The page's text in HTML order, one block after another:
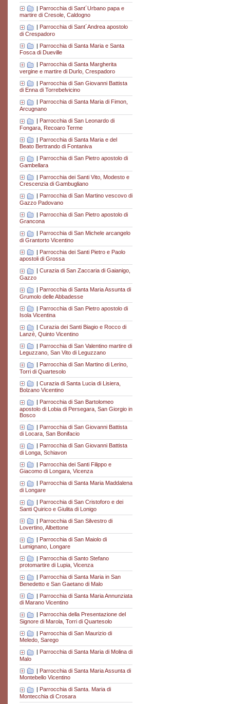
| Parrocchia di Sant´Urbano papa e
martire di Cresole, Caldogno
Parrocchia di Sant´Andrea apostolo
di Crespadoro
| Parrocchia di Santa Maria e Santa
Fosca di Dueville
Parrocchia di Santa Margherita
vergine e martire di Durlo, Crespadoro
| Parrocchia di San Giovanni Battista
di Enna di Torrebelvicino
Parrocchia di Santa Maria di Fimon,
Arcugnano
| Parrocchia di San Leonardo di
Fongara, Recoaro Terme
| Parrocchia di Santa Maria e del
Beato Bertrando di Fontaniva
| Parrocchia di San Pietro apostolo di
Gambellara
| Parrocchia dei Santi Vito, Modesto e
Crescenzia di Gambugliano
Parrocchia di San Martino vescovo di
Gazzo Padovano
| Parrocchia di San Pietro apostolo di
Grancona
Parrocchia di San Michele arcangelo
di Grantorto Vicentino
| Parrocchia dei Santi Pietro e Paolo
apostoli di Grossa
Curazia di San Zaccaria di Gaianigo,
Gazzo
| Parrocchia di Santa Maria Assunta di
Grumolo delle Abbadesse
| Parrocchia di San Pietro apostolo di
Isola Vicentina
| Curazia dei Santi Biagio e Rocco di
Lanzè, Quinto Vicentino
| Parrocchia di San Valentino martire di
Leguzzano, San Vito di Leguzzano
| Parrocchia di San Martino di Lerino,
Torri di Quartesolo
| Curazia di Santa Lucia di Lisiera,
Bolzano Vicentino
Parrocchia di San Bartolomeo
apostolo di Lobia di Persegara, San Giorgio in
Bosco
| Parrocchia di San Giovanni Battista
di Locara, San Bonifacio
Parrocchia di San Giovanni Battista
di Longa, Schiavon
| Parrocchia dei Santi Filippo e
Giacomo di Longara, Vicenza
Parrocchia di Santa Maria Maddalena
di Longare
| Parrocchia di San Cristoforo e dei
Santi Quirico e Giulita di Lonigo
| Parrocchia di San Silvestro di
Lovertino, Albettone
| Parrocchia di San Maiolo di
Lumignano, Longare
| Parrocchia di Santo Stefano
protomartire di Lupia, Vicenza
| Parrocchia di Santa Maria in San
Benedetto e San Gaetano di Malo
| Parrocchia di Santa Maria Annunziata
di Marano Vicentino
Parrocchia della Presentazione del
Signore di Marola, Torri di Quartesolo
| Parrocchia di San Maurizio di
Meledo, Sarego
Parrocchia di Santa Maria di Molina di
Malo
| Parrocchia di Santa Maria Assunta di
Montebello Vicentino
Parrocchia di Santa. Maria di
Montecchia di Crosara